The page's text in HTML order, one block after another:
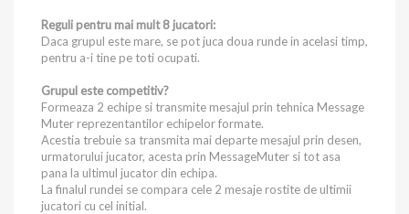
Reguli pentru mai mult 8 jucatori:
Daca grupul este mare, se pot juca doua runde in acelasi timp,
pentru a-i tine pe toti ocupati.
Grupul este competitiv?
Formeaza 2 echipe si transmite mesajul prin tehnica Message
Muter reprezentantilor echipelor formate.
Acestia trebuie sa transmita mai departe mesajul prin desen,
urmatorului jucator, acesta prin MessageMuter si tot asa
pana la ultimul jucator din echipa.
La finalul rundei se compara cele 2 mesaje rostite de ultimii
jucatori cu cel initial.